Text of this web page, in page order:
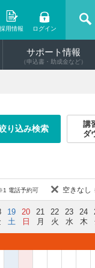
採用情報 ログイン
サポート情報
（申込書・助成金など）
り込み検索
講
ダ
電話予約可 空きなし
19
土
20
日
21
月
22
火
23
水
24
木